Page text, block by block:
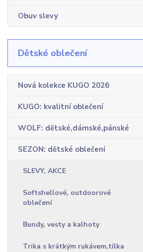
Obuv slevy
Dětské oblečení
Nová kolekce KUGO 2026
KUGO: kvalitní oblečení
WOLF: dětské,dámské,pánské
SEZON: dětské oblečení
SLEVY, AKCE
Softshellové, outdoorové
oblečení
Bundy, vesty a kalhoty
Trika s krátkým rukávem,tílka